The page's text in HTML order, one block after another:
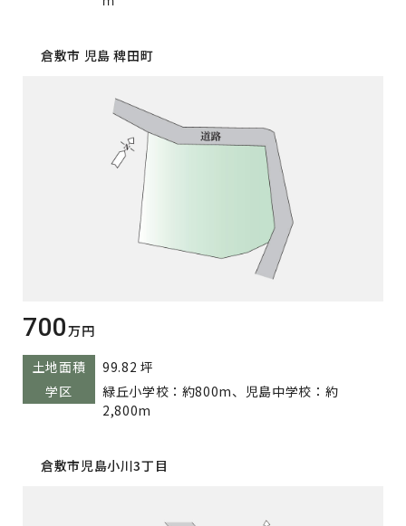
倉敷市 児島 稗田町
700万円
土地面積
99.82 坪
学区
緑丘小学校：約800m、児島中学校：約
2,800m
倉敷市児島小川3丁目